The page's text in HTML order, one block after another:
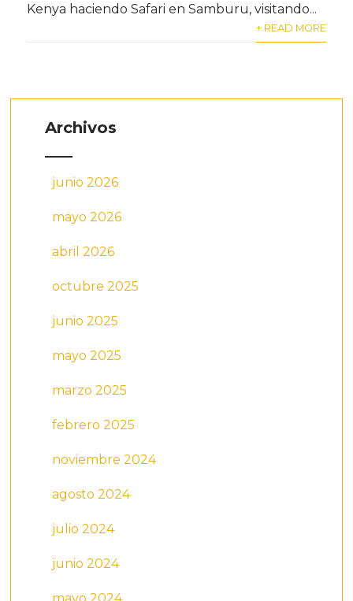
Kenya haciendo Safari en Samburu, visitando...
+ READ MORE
Archivos
junio 2026
mayo 2026
abril 2026
octubre 2025
junio 2025
mayo 2025
marzo 2025
febrero 2025
noviembre 2024
agosto 2024
julio 2024
junio 2024